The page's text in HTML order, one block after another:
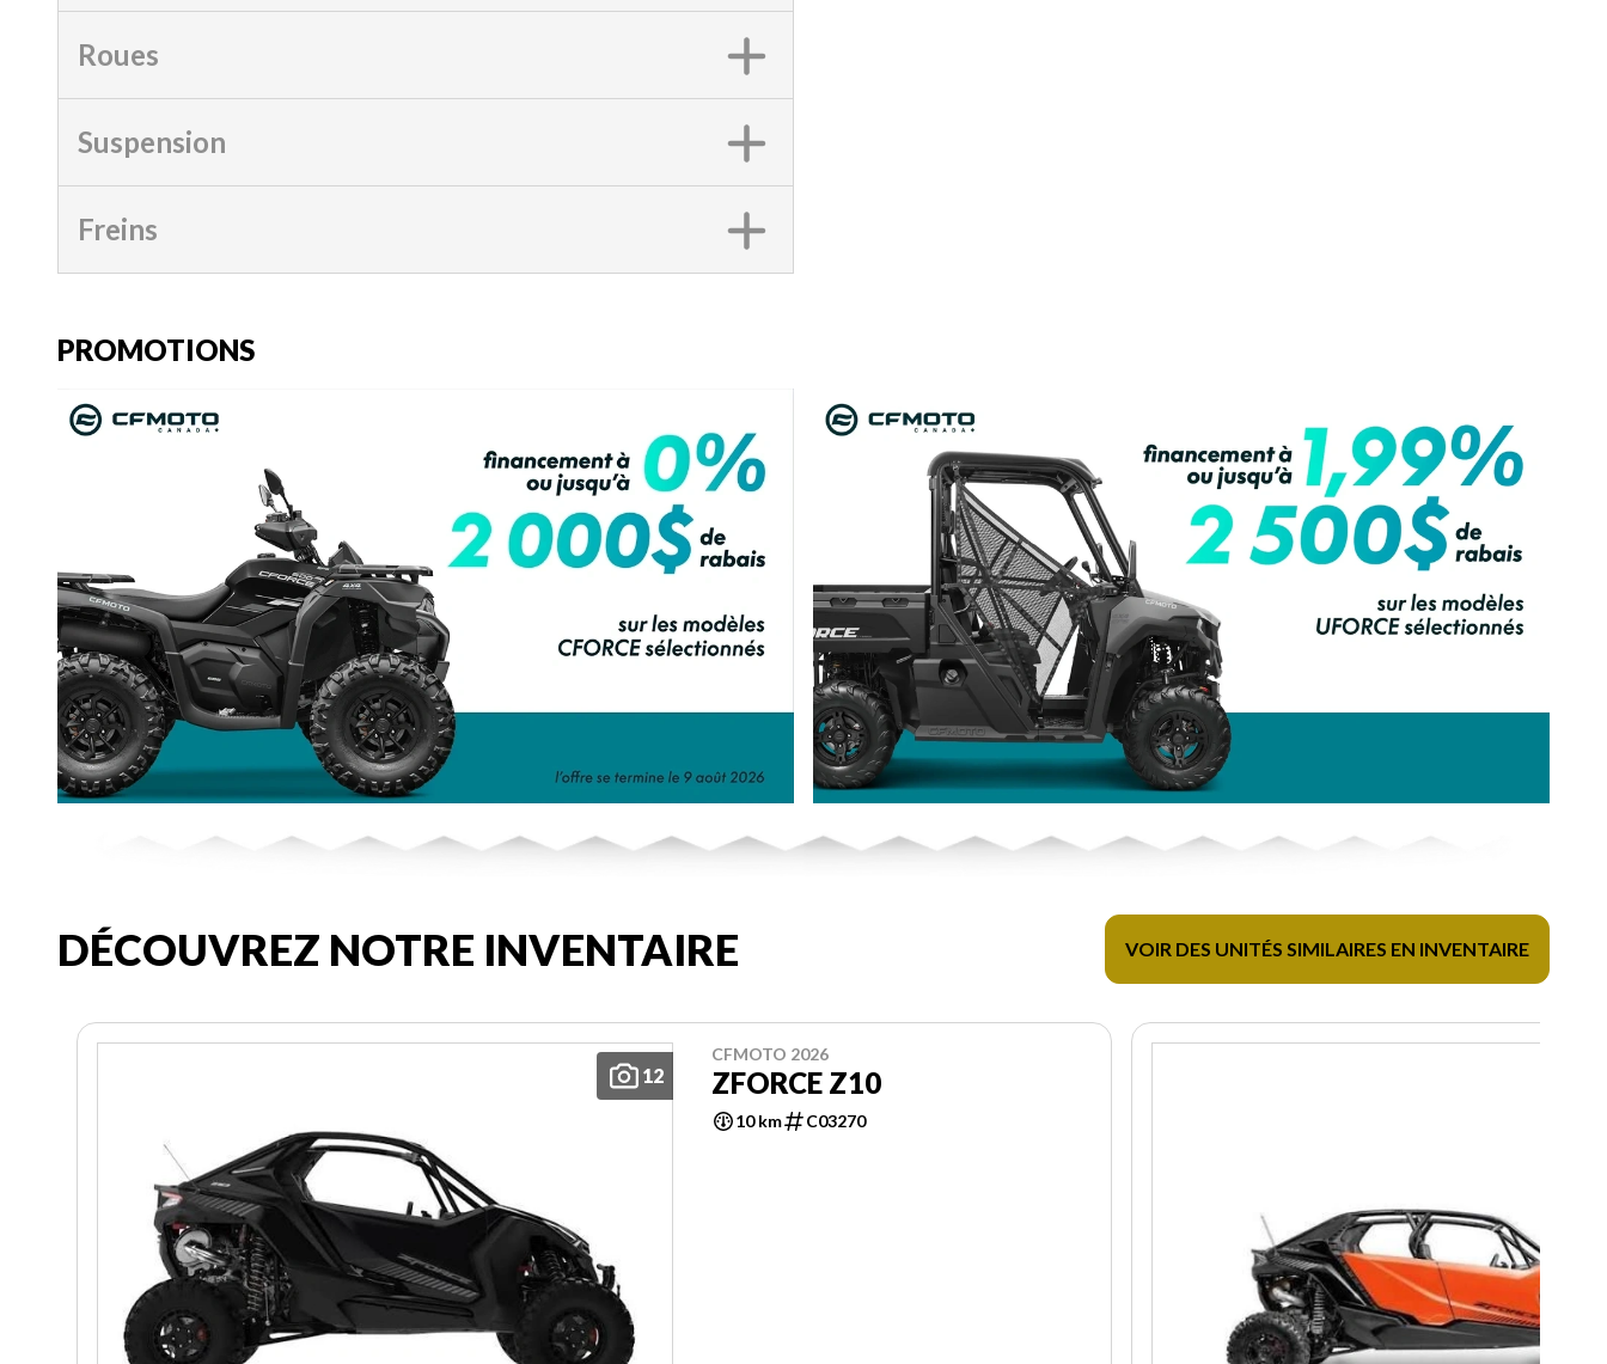
Roues
Suspension
Freins
PROMOTIONS
DÉCOUVREZ NOTRE INVENTAIRE VOIR DES UNITÉS SIMILAIRES EN INVENTAIRE
12
CFMOTO 2026
ZFORCE Z10
10 km C03270